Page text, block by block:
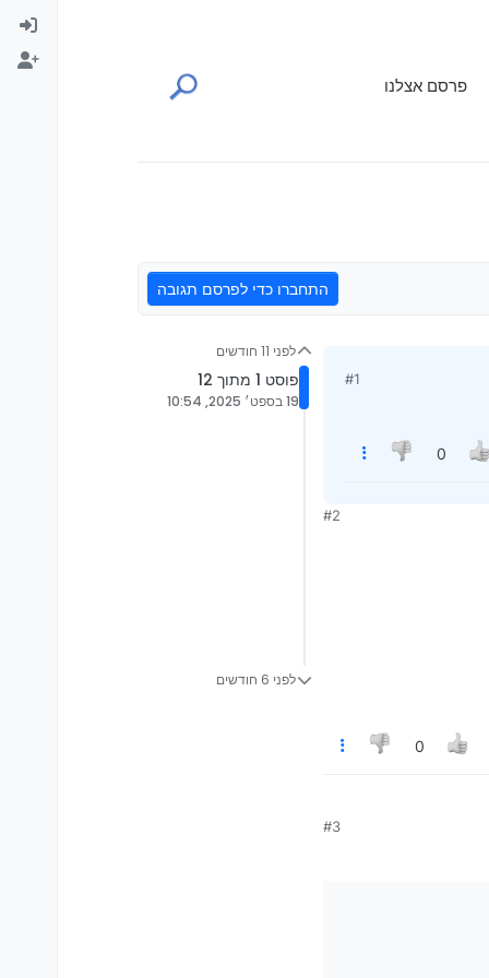
פרסם אצלנו
התחברו כדי לפרסם תגובה
#1
0
#2
0
#3
לפני 11 חודשים
פוסט 1 מתוך 12
19 בספט׳ 2025, 10:54
לפני 6 חודשים